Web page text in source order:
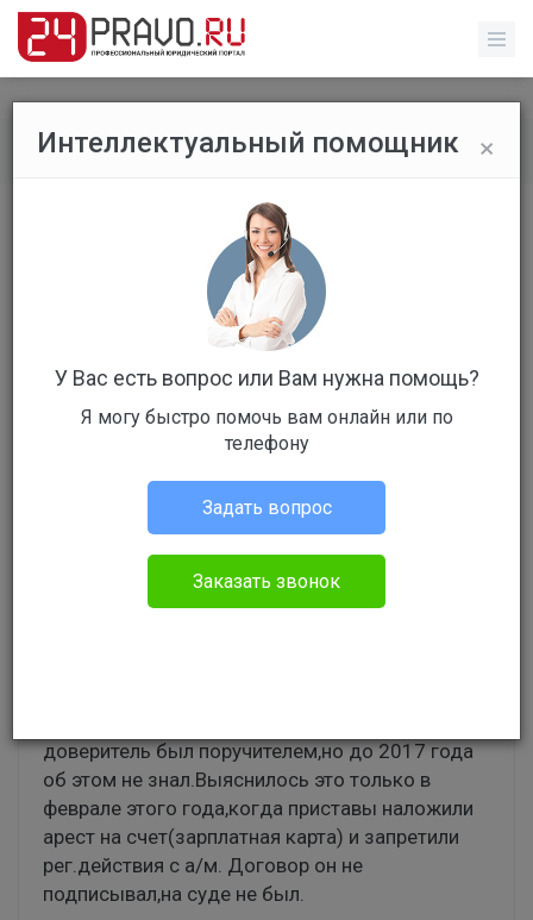
Все вопросы / Гражданское право
Друзья,есть у кого-нибудь практика
отмены судебных решений сроком
вынесения 5 лет и более?Буду
благодарен за инф.)))
Бесплатный
Вопрос уже решен
Маркин Владислав Михайлович
доверитель был поручителем,но до 2017 года
об этом не знал.Выяснилось это только в
феврале этого года,когда приставы наложили
арест на счет(зарплатная карта) и запретили
рег.действия с а/м. Договор он не
подписывал,на суде не был.
×
Интеллектуальный помощник
У Вас есть вопрос или Вам нужна помощь?
Я могу быстро помочь вам онлайн или по
телефону
Задать вопрос
Заказать звонок